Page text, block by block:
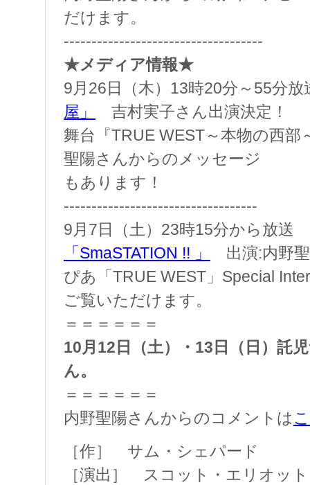
だけます。
------------------------------------
★メディア情報★
9月26日（木）13時20分～55分
屋」
吉村実子さん出演決定！
舞台『TRUE WEST～本物の西部
聖陽さんからのメッセージ
もあります！
-----------------------------------
9月7日（土）23時15分から放送
「SmaSTATION !! 」
出演:内野
ぴあ「TRUE WEST」Special
ご覧いただけます。
＝＝＝＝＝＝
10月12日（土）・13日（日）託
ん。
＝＝＝＝＝＝
内野聖陽さんからのコメントは
［作］ サム・シェパード
［演出］ スコット・エリオッ